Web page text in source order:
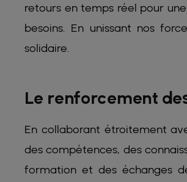
retours en temps réel pour
besoins. En unissant nos
solidaire.
Le renforcement
En collaborant étroitement
des compétences, des
formation et des échanges